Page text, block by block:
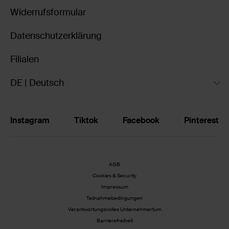
Widerrufsformular
Datenschutzerklärung
Filialen
DE | Deutsch
Instagram Tiktok Facebook Pinterest
AGB
Cookies & Security
Impressum
Teilnahmebedingungen
Verantwortungsvolles Unternehmertum
Barrierefreiheit